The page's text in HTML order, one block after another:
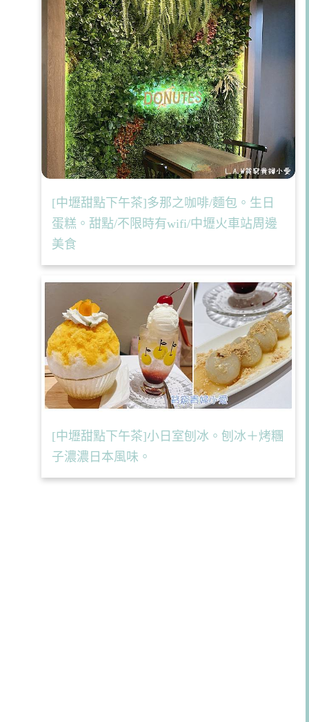
[中壢甜點下午茶]多那之咖啡/麵包。生日
蛋糕。甜點/不限時有wifi/中壢火車站周邊
美食
[中壢甜點下午茶]小日室刨冰。刨冰＋烤糰
子濃濃日本風味。